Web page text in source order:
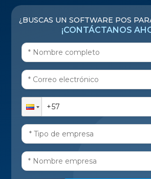
¿BUSCAS UN SOFTWARE POS
¡CONTÁCTANOS